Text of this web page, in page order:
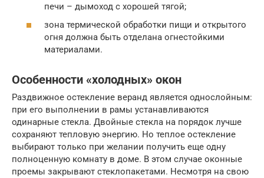
печи – дымоход с хорошей тягой;
зона термической обработки пищи и открытого
огня должна быть отделана огнестойкими
материалами.
Особенности «холодных» окон
Раздвижное остекление веранд является однослойным:
при его выполнении в рамы устанавливаются
одинарные стекла. Двойные стекла на порядок лучше
сохраняют тепловую энергию. Но теплое остекление
выбирают только при желании получить еще одну
полноценную комнату в доме. В этом случае оконные
проемы закрывают стеклопакетами. Несмотря на свою